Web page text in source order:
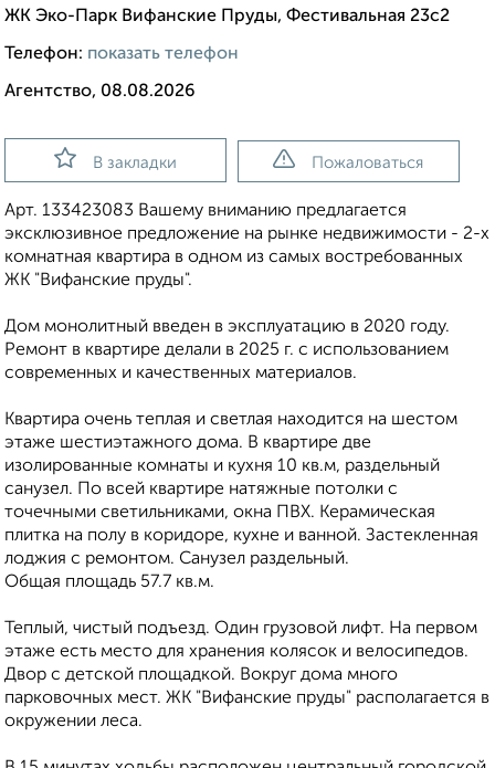
ЖК Эко-Парк Вифанские Пруды, Фестивальная 23с2
Телефон: показать телефон
Агентство, 08.08.2026
В закладки Пожаловаться
Арт. 133423083 Вашему вниманию предлагается
эксклюзивное предложение на рынке недвижимости - 2-х
комнатная квартира в одном из самых востребованных
ЖК "Вифанские пруды".
Дом монолитный введен в эксплуатацию в 2020 году.
Ремонт в квартире делали в 2025 г. с использованием
современных и качественных материалов.
Квартира очень теплая и светлая находится на шестом
этаже шестиэтажного дома. В квартире две
изолированные комнаты и кухня 10 кв.м, раздельный
санузел. По всей квартире натяжные потолки с
точечными светильниками, окна ПВХ. Керамическая
плитка на полу в коридоре, кухне и ванной. Застекленная
лоджия с ремонтом. Санузел раздельный.
Общая площадь 57.7 кв.м.
Теплый, чистый подъезд. Один грузовой лифт. На первом
этаже есть место для хранения колясок и велосипедов.
Двор с детской площадкой. Вокруг дома много
парковочных мест. ЖК "Вифанские пруды" располагается в
окружении леса.